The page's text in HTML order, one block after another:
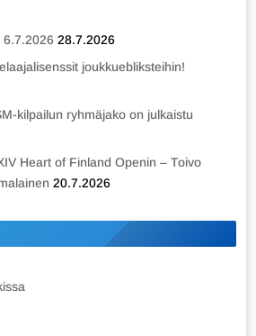
6.7.2026 28.7.2026
joukkuebliksteihin!
kilpailun ryhmäjako on julkaistu
Heart of Finland Openin – Toivo
20.7.2026